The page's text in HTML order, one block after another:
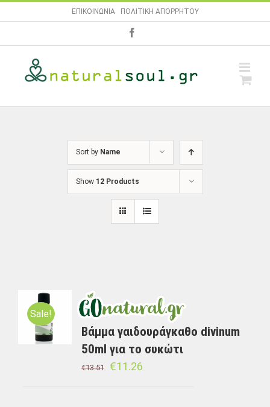
to
ΕΠΙΚΟΙΝΩΝΙΑ| ΠΟΛΙΤΙΚΗ ΑΠΟΡΡΗΤΟΥ
Sort by Name
Show 12 Products
Sale!
Bάμμα γαιδουράγκαθο divinum
50ml για το συκώτι
€13.51 €11.26